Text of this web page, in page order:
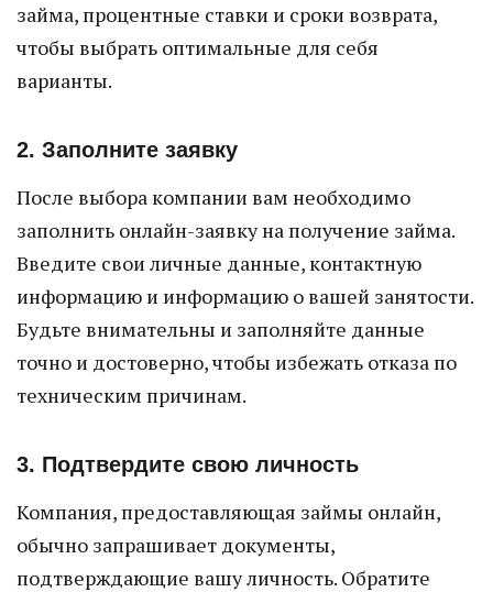
займа, процентные ставки и сроки возврата,
чтобы выбрать оптимальные для себя
варианты.
2. Заполните заявку
После выбора компании вам необходимо
заполнить онлайн-заявку на получение займа.
Введите свои личные данные, контактную
информацию и информацию о вашей занятости.
Будьте внимательны и заполняйте данные
точно и достоверно, чтобы избежать отказа по
техническим причинам.
3. Подтвердите свою личность
Компания, предоставляющая займы онлайн,
обычно запрашивает документы,
подтверждающие вашу личность. Обратите